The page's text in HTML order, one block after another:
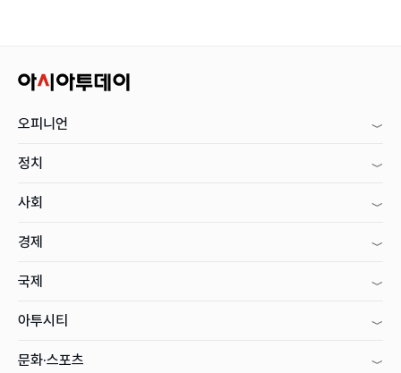
오피니언
정치
사회
경제
국제
아투시티
문화·스포츠